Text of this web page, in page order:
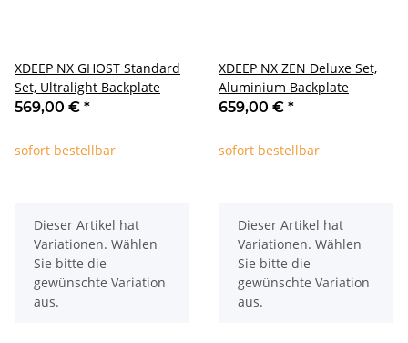
XDEEP NX GHOST Standard
Set, Ultralight Backplate
569,00 € *
sofort bestellbar
x
Dieser Artikel hat
Variationen. Wählen
Sie bitte die
gewünschte Variation
aus.
XDEEP NX ZEN Deluxe Set,
Aluminium Backplate
659,00 € *
sofort bestellbar
x
Dieser Artikel hat
Variationen. Wählen
Sie bitte die
gewünschte Variation
aus.